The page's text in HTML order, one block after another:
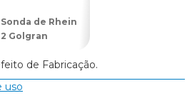
Sonda de Rhein
2 Golgran
de Fabricação.
uso